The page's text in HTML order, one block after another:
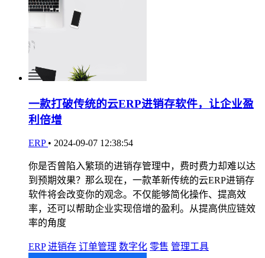
一款打破传统的云ERP进销存软件，让企业盈
利倍增
ERP • 2024-09-07 12:38:54
你是否曾陷入繁琐的进销存管理中，费时费力却难以达
到预期效果？那么现在，一款革新传统的云ERP进销存
软件将会改变你的观念。不仅能够简化操作、提高效
率，还可以帮助企业实现倍增的盈利。从提高供应链效
率的角度
ERP 进销存 订单管理 数字化 零售 管理工具